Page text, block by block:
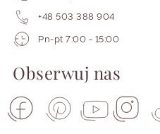
+48 503 388 904
Pracujemy
poniedziałku
do
od
siódmej
Pn-pt 7:00 - 15:00
Obserwuj nas